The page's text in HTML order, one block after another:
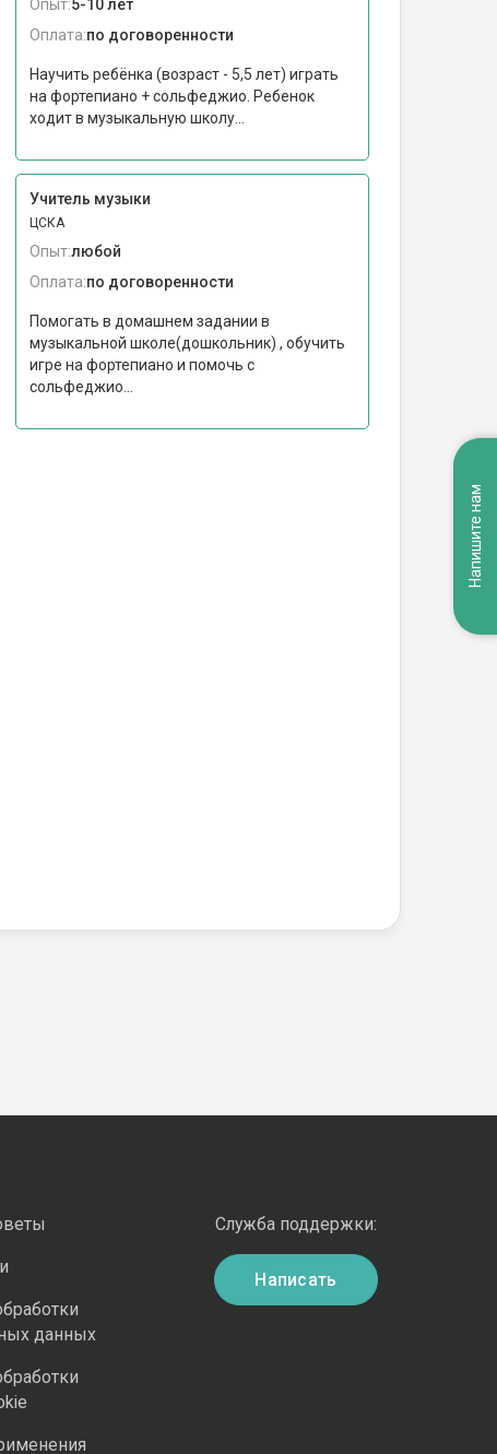
Опыт:5-10 лет
Оплата:по договоренности
Научить ребёнка (возраст - 5,5 лет) играть
на фортепиано + сольфеджио. Ребенок
ходит в музыкальную школу...
Учитель музыки
ЦСКА
Опыт:любой
Оплата:по договоренности
Помогать в домашнем задании в
музыкальной школе(дошкольник) , обучить
игре на фортепиано и помочь с
сольфеджио...
данных
Служба поддержки:
Написать
Напишите нам